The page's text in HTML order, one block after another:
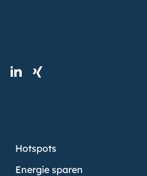
Hotspots
Energie sparen